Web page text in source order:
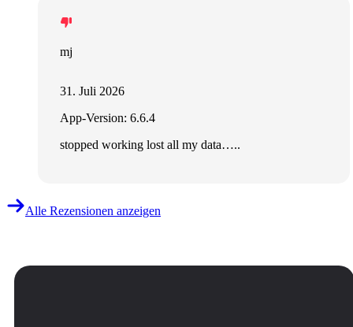
mj
31. Juli 2026
App-Version: 6.6.4
stopped working lost all my data…..
Alle Rezensionen anzeigen